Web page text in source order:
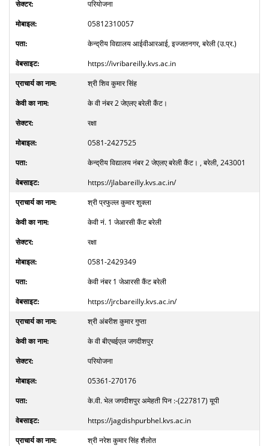
परियोजना
05812310057
केन्द्रीय विद्यालय आईवीआरआई, इज्जतनगर, बरेली (उ.प्र.)
https://ivribareilly.kvs.ac.in
श्री शिव कुमार सिंह
के वी नंबर 2 जेएलए बरेली कैंट।
रक्षा
0581-2427525
केन्द्रीय विद्यालय नंबर 2 जेएलए बरेली कैंट। , बरेली, 243001
https://jlabareilly.kvs.ac.in/
श्री प्रफुल्ल कुमार शुक्ला
केवी नं. 1 जेआरसी कैंट बरेली
रक्षा
0581-2429349
केवी नंबर 1 जेआरसी कैंट बरेली
https://jrcbareilly.kvs.ac.in/
श्री अंबरीश कुमार गुप्ता
के वी बीएचईएल जगदीशपुर
परियोजना
05361-270176
के.वी. भेल जगदीशपुर अमेहती पिन :-(227817) यूपी
https://jagdishpurbhel.kvs.ac.in
श्री नरेश कुमार सिंह शैलोत